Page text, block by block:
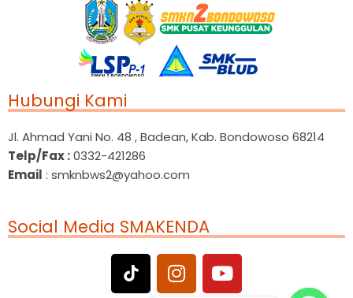
Hubungi Kami
Jl. Ahmad Yani No. 48 , Badean, Kab. Bondowoso 68214
Telp/Fax :0332-421286
Email : smknbws2@yahoo.com
Social Media SMAKENDA